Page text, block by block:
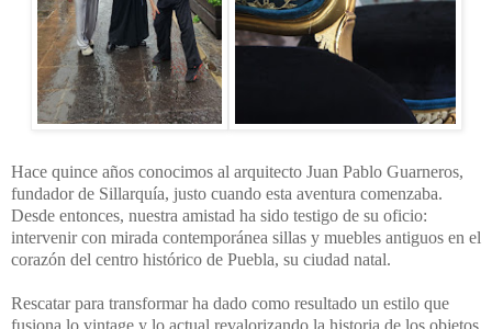
Hace quince años conocimos al arquitecto Juan Pablo Guarneros,
fundador de Sillarquía, justo cuando esta aventura comenzaba.
Desde entonces, nuestra amistad ha sido testigo de su oficio:
intervenir con mirada contemporánea sillas y muebles antiguos en el
corazón del centro histórico de Puebla, su ciudad natal.
Rescatar para transformar ha dado como resultado un estilo que
fusiona lo vintage y lo actual revalorizando la historia de los objetos